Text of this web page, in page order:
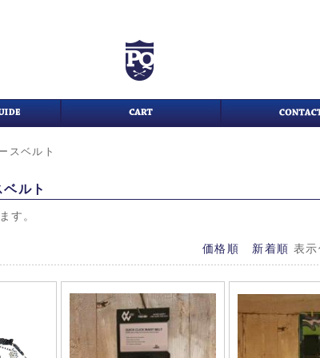
スベルト
ルト
す。
価格順 新着順 表